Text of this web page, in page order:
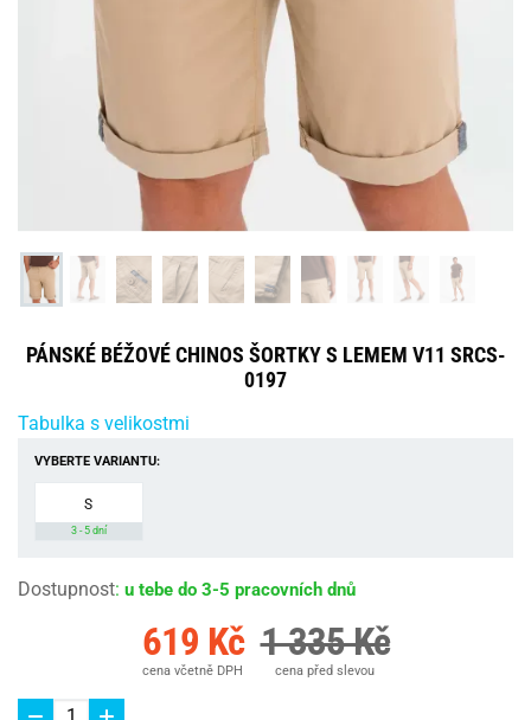
PÁNSKÉ BÉŽOVÉ CHINOS ŠORTKY S LEMEM V11 SRCS-
0197
Tabulka s velikostmi
VYBERTE VARIANTU:
S
3 - 5 dní
Dostupnost: u tebe do 3-5 pracovních dnů
619 Kč
cena včetně DPH
1 335 Kč
cena před slevou